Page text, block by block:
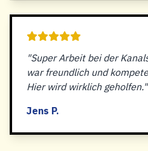
"Super Arbeit bei der
war freundlich und
Hier wird wirklich geholfen."
Jens P.